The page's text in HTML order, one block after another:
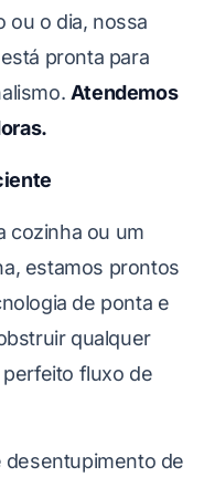
ou o dia, nossa
pronta para
Atendemos
cozinha ou um
estamos prontos
de ponta e
qualquer
fluxo de
desentupimento de